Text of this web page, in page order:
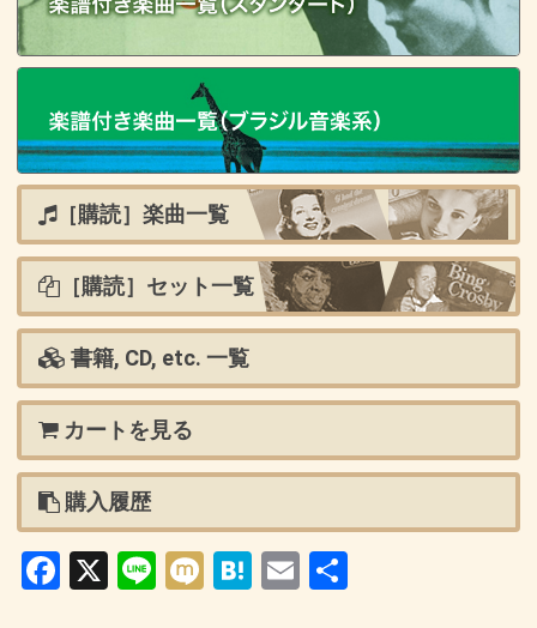
［購読］楽曲一覧
［購読］セット一覧
書籍, CD, etc. 一覧
カートを見る
購入履歴
Facebook
X LineMixiHatena
Email